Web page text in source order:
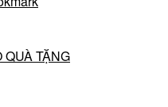
TẶNG